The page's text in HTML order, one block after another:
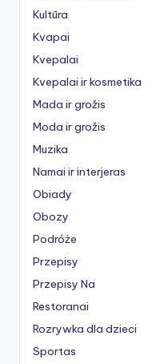
Kultūra
Kvapai
Kvepalai
Kvepalai ir kosmetika
Mada ir grožis
Moda ir grožis
Muzika
Namai ir interjeras
Obiady
Obozy
Podróże
Przepisy
Przepisy Na
Restoranai
Rozrywka dla dzieci
Sportas